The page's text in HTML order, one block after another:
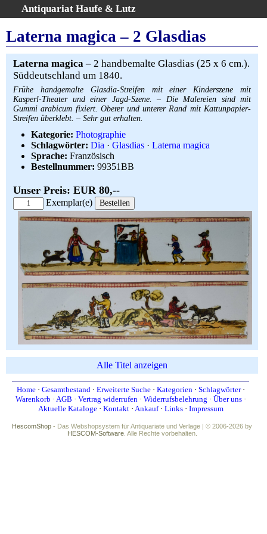
Antiquariat Haufe & Lutz
Home
Gesamtbestand
Erweiterte Suche
Kategorien
Schlagwörter
Warenkorb
AGB
Widerruf
Über uns
Aktuelle Kataloge
Kontakt
Ankauf
Impressum
Laterna magica – 2 Glasdias
Laterna magica – 2 handbemalte Glasdias (25 x 6 cm.).
Süddeutschland um 1840.
Frühe handgemalte Glasdia-Streifen mit einer Kinderszene mit
Kasperl-Theater und einer Jagd-Szene. – Die Malereien sind mit
Gummi arabicum fixiert. Oberer und unterer Rand mit Kattunpapier-
Streifen überklebt. – Sehr gut erhalten.
Kategorie: Photographie
Schlagwörter: Dia · Glasdias · Laterna magica
Sprache: Französisch
Bestellnummer: 99351BB
Unser Preis: EUR 80,--
Exemplar(e)
Alle Titel anzeigen
Home· Gesamtbestand· Erweiterte Suche· Kategorien· Schlagwörter·
Warenkorb · AGB · Vertrag widerrufen· Widerrufsbelehrung · Über uns·
Aktuelle Kataloge· Kontakt· Ankauf· Links· Impressum
HescomShop - Das Webshopsystem für Antiquariate und Verlage | © 2006-2026 by
HESCOM-Software. Alle Rechte vorbehalten.